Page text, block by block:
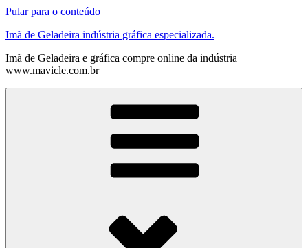
Pular para o conteúdo
Imã de Geladeira indústria gráfica especializada.
Imã de Geladeira e gráfica compre online da indústria
www.mavicle.com.br